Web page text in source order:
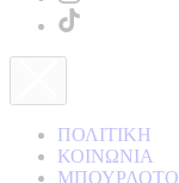
ΠΟΛΙΤΙΚΗ
ΚΟΙΝΩΝΙΑ
ΜΠΟΥΡΛΟΤΟ